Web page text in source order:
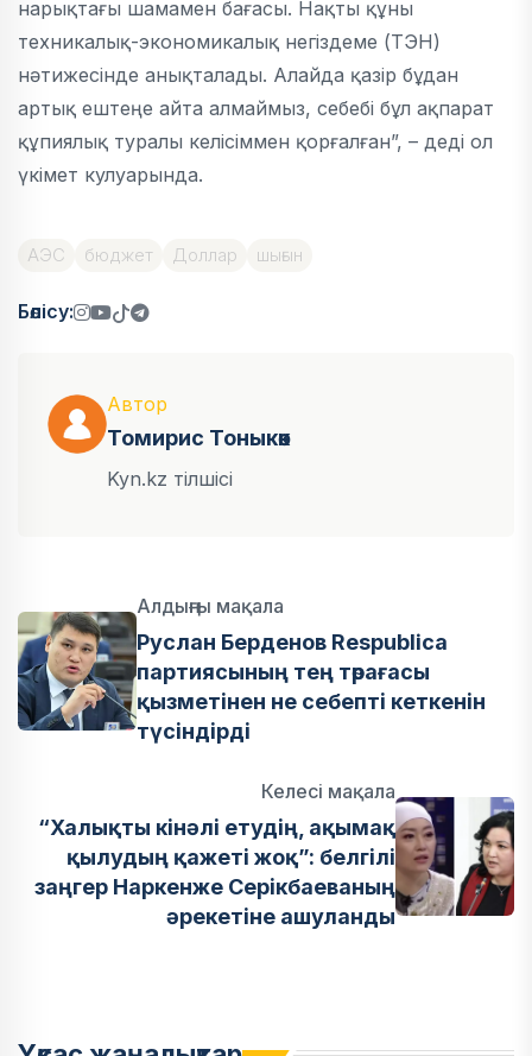
нарықтағы шамамен бағасы. Нақты құны
техникалық-экономикалық негіздеме (ТЭН)
нәтижесінде анықталады. Алайда қазір бұдан
артық ештеңе айта алмаймыз, себебі бұл ақпарат
құпиялық туралы келісіммен қорғалған”, – деді ол
үкімет кулуарында.
АЭС бюджет Доллар шығын
Бөлісу:
Автор
Томирис Тоныкөк
Kyn.kz тілшісі
Алдыңғы мақала
Руслан Берденов Respublica
партиясының тең төрағасы
қызметінен не себепті кеткенін
түсіндірді
Келесі мақала
“Халықты кінәлі етудің, ақымақ
қылудың қажеті жоқ”: белгілі
заңгер Наркенже Серікбаеваның
әрекетіне ашуланды